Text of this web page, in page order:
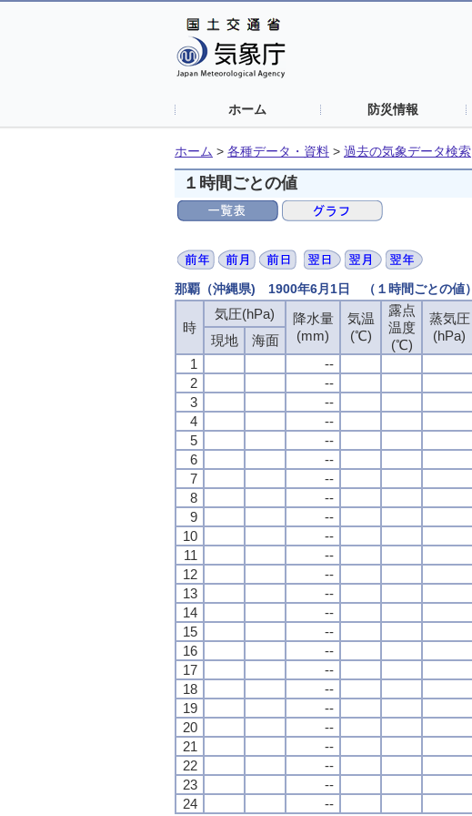
ホーム 防災情報
ホーム > 各種データ・資料 > 過去の気象データ検索
１時間ごとの値
那覇（沖縄県) 1900年6月1日 （１時間ごとの値）
時
気圧(hPa)
降水量
(mm)
気温
(℃)
露点
温度
(℃)
蒸気圧
(hPa)
現地 海面
1
--
2
--
3
--
4
--
5
--
6
--
7
--
8
--
9
--
10
--
11
--
12
--
13
--
14
--
15
--
16
--
17
--
18
--
19
--
20
--
21
--
22
--
23
--
24
--